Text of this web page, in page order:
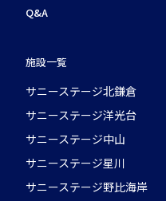
Q&A
施設一覧
サニーステージ北鎌倉
サニーステージ洋光台
サニーステージ中山
サニーステージ星川
サニーステージ野比海岸